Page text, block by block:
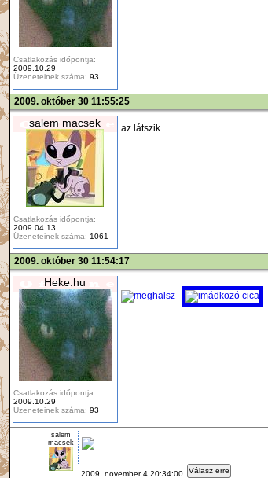
Csatlakozás időpontja:
2009.10.29
Üzeneteinek száma: 93
2009. október 30 11:55:25
salem macsek
Csatlakozás időpontja:
2009.04.13
Üzeneteinek száma: 1061
az látszik
2009. október 30 11:54:17
Heke.hu
Csatlakozás időpontja:
2009.10.29
Üzeneteinek száma: 93
salem
macsek
2009. november 4 20:34:00 Válasz erre